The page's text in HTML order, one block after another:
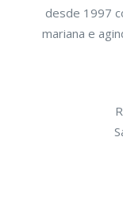
desde 1997
mariana e